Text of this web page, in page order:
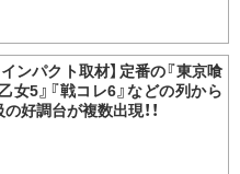
インパクト取材】定番の『東京喰
女5』『戦コレ6』などの列から
好調台が複数出現！！